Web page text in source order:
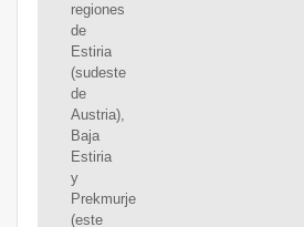
regiones
de
Estiria
(sudeste
de
Austria),
Baja
Estiria
y
Prekmurje
(este